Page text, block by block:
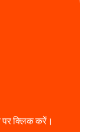
पर क्लिक करें।